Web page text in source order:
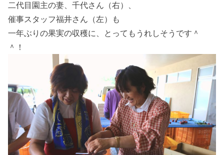
二代目園主の妻、千代さん（右）、
催事スタッフ福井さん（左）も
一年ぶりの果実の収穫に、とってもうれしそうです＾
＾！